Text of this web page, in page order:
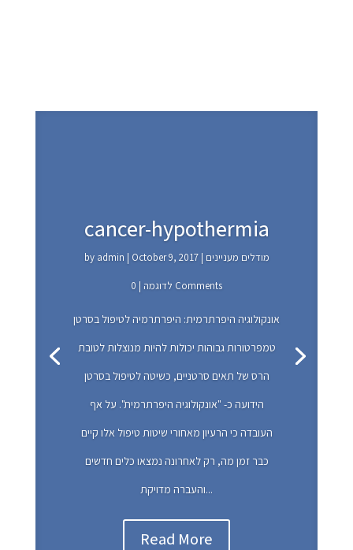
cancer-hypothermia
by admin | October 9, 2017| מודלים מעניינים
לדוגמה | 0 Comments
אונקולוגיה היפרתרמית: היפרתרמיה לטיפול בסרטן
טמפרטורות גבוהות יכולות להיות מנוצלות לטובת
הרס של תאים סרטניים, כשיטה לטיפול בסרטן
הידועה כ- "אונקולוגיה היפרתרמית". על אף
העובדה כי הרעיון מאחורי שיטות טיפול אלו קיים
כבר זמן מה, רק לאחרונה נמצאו כלים חדשים
והעברה מדויקת...
Read More
לדוגמה